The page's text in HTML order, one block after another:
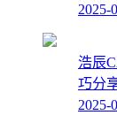
浩辰
巧分